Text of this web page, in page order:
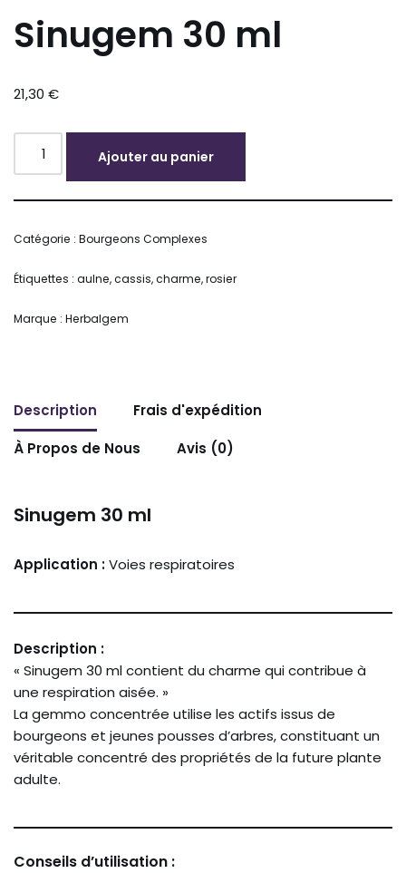
Sinugem 30 ml
21,30 €
Ajouter au panier
Catégorie : Bourgeons Complexes
Étiquettes : aulne,cassis,charme,rosier
Marque : Herbalgem
Description
Frais d'expédition
À Propos de Nous
Avis (0)
Sinugem 30 ml
Application :Voies respiratoires
Description :
« Sinugem 30 ml contient du charme qui contribue à
une respiration aisée. »
La gemmo concentrée utilise les actifs issus de
bourgeons et jeunes pousses d’arbres, constituant un
véritable concentré des propriétés de la future plante
adulte.
Conseils d’utilisation :